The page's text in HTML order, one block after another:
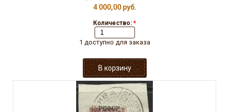
4 000,00 руб.
Количество: *
1 доступно для заказа